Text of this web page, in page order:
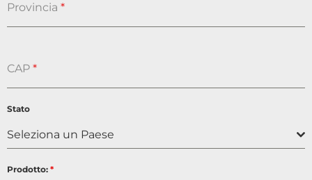
Provincia *
CAP *
Stato
Seleziona un Paese
Prodotto: *